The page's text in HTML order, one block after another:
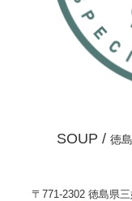
SOUP / 徳
〒771-2302 徳島県